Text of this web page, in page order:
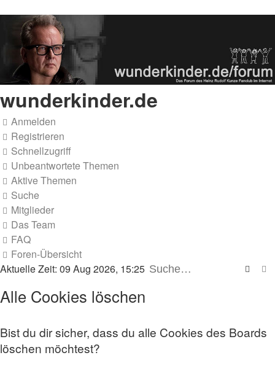
wunderkinder.de
Anmelden
Registrieren
Schnellzugriff
Unbeantwortete Themen
Aktive Themen
Suche
Mitglieder
Das Team
FAQ
Foren-Übersicht
Suche
Aktuelle Zeit: 09 Aug 2026, 15:25
Alle Cookies löschen
Bist du dir sicher, dass du alle Cookies des Boards
löschen möchtest?